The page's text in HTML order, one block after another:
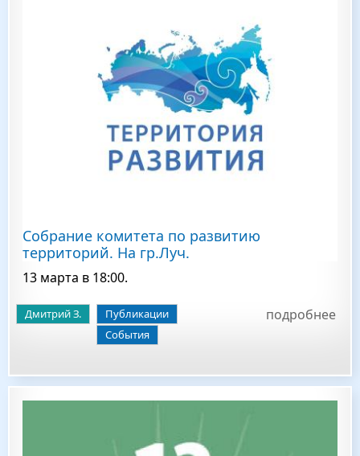
Собрание комитета по развитию
территорий. На гр.Луч.
13 марта в 18:00.
Дмитрий З.
Публикации
События
подробнее